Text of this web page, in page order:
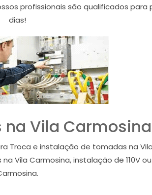
profissionais são qualificados para
dias!
na Vila Carmosina
Troca e instalação de tomadas na
Vila Carmosina, instalação de 110V